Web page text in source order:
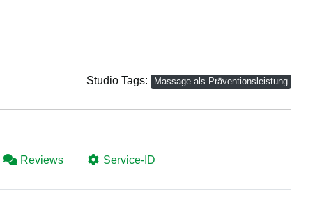
Studio Tags: Massage als Präventionsleistung
Reviews Service-ID